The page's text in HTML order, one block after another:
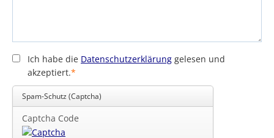
Ich habe die Datenschutzerklärung gelesen und
akzeptiert.*
Pflichtfeld
Spam-Schutz (Captcha)
Captcha Code